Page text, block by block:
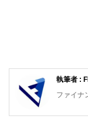
執筆者 :
ファイナ